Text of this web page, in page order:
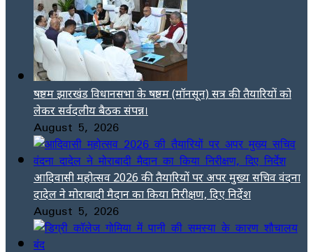
षष्ठम झारखंड विधानसभा के षष्ठम (मॉनसून) सत्र की तैयारियों को
लेकर सर्वदलीय बैठक संपन्न।
August 5, 2026
आदिवासी महोत्सव 2026 की तैयारियों पर अपर मुख्य सचिव वंदना
दादेल ने मोराबादी मैदान का किया निरीक्षण, दिए निर्देश
August 5, 2026